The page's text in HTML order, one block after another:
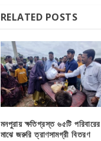
RELATED POSTS
মনপুরায় ক্ষতিগ্রস্ত ৬৫টি পরিবারের
মাঝে জরুরি ত্রাণসামগ্রী বিতরণ